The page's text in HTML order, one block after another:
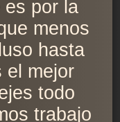
es por la
menos
hasta
el mejor
todo
trabajo